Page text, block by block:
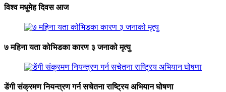
विश्व मधुमेह दिवस आज
७ महिना यता कोभिडका कारण ३ जनाको मृत्यु
डेंगी संक्रमण नियन्त्रण गर्न सचेतना राष्ट्रिय अभियान घोषणा